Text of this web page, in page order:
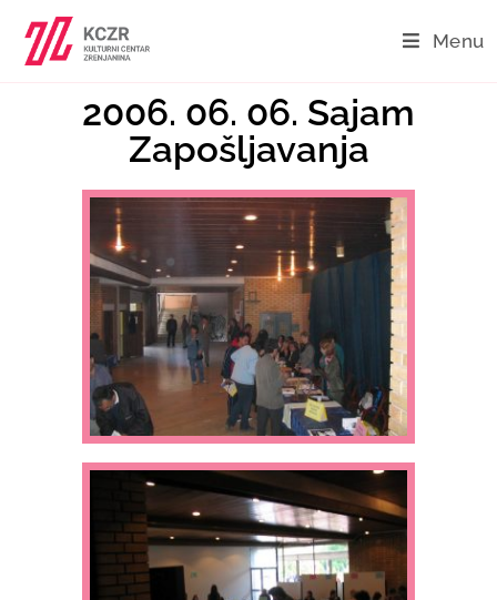
Menu
2006. 06. 06. Sajam
Zapošljavanja